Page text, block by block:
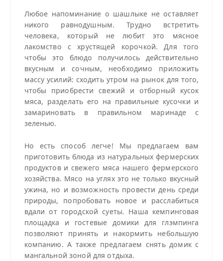
Любое напоминание о шашлыке не оставляет
никого равнодушным. Трудно встретить
человека, который не любит это мясное
лакомство с хрустящей корочкой. Для того
чтобы это блюдо получилось действительно
вкусным и сочным, необходимо приложить
массу усилий: сходить утром на рынок для того,
чтобы приобрести свежий и отборный кусок
мяса, разделать его на правильные кусочки и
замариновать в правильном маринаде с
зеленью.
Но есть способ легче! Мы предлагаем вам
приготовить блюда из натуральных фермерских
продуктов и свежего мяса нашего фермерского
хозяйства. Мясо на углях это не только вкусный
ужина, но и возможность провести день среди
природы, попробовать новое и расслабиться
вдали от городской суеты. Наша кемпинговая
площадка и гостевые домики для глэмпинга
позволяют принять и накормить небольшую
компанию. А также предлагаем снять домик с
мангальной зоной для отдыха.